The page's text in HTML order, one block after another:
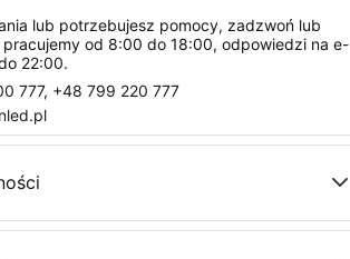
lub potrzebujesz pomocy, zadzwoń lub
pracujemy od 8:00 do 18:00, odpowiedzi na e-
22:00.
777, +48 799 220 777